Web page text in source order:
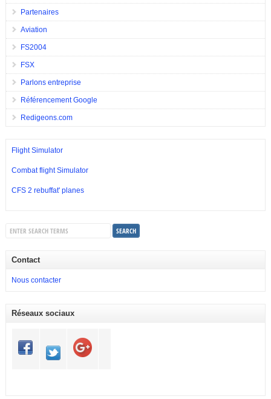
Partenaires
Aviation
FS2004
FSX
Parlons entreprise
Référencement Google
Redigeons.com
Flight Simulator
Combat flight Simulator
CFS 2 rebuffat' planes
Contact
Nous contacter
Réseaux sociaux